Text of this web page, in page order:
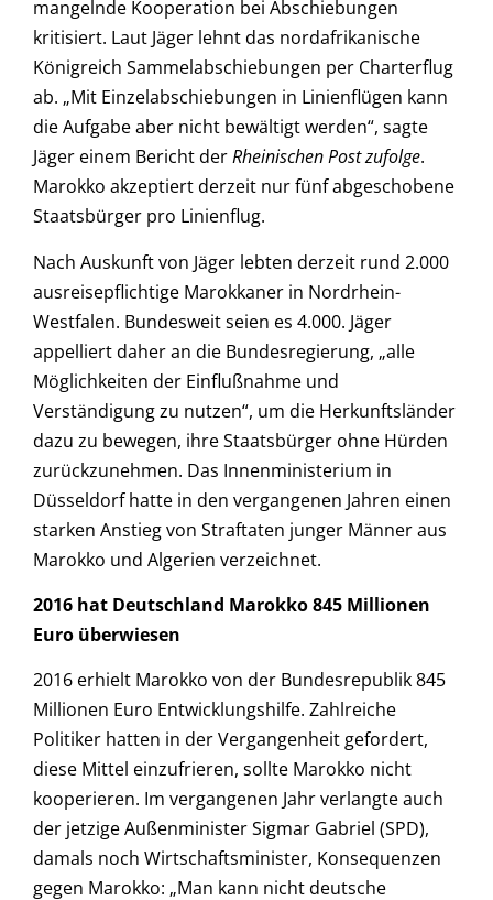
mangelnde Kooperation bei Abschiebungen
kritisiert. Laut Jäger lehnt das nordafrikanische
Königreich Sammelabschiebungen per Charterflug
ab. „Mit Einzelabschiebungen in Linienflügen kann
die Aufgabe aber nicht bewältigt werden“, sagte
Jäger einem Bericht derRheinischen Post zufolge.
Marokko akzeptiert derzeit nur fünf abgeschobene
Staatsbürger pro Linienflug.
Nach Auskunft von Jäger lebten derzeit rund 2.000
ausreisepflichtige Marokkaner in Nordrhein-
Westfalen. Bundesweit seien es 4.000. Jäger
appelliert daher an die Bundesregierung, „alle
Möglichkeiten der Einflußnahme und
Verständigung zu nutzen“, um die Herkunftsländer
dazu zu bewegen, ihre Staatsbürger ohne Hürden
zurückzunehmen. Das Innenministerium in
Düsseldorf hatte in den vergangenen Jahren einen
starken Anstieg von Straftaten junger Männer aus
Marokko und Algerien verzeichnet.
2016 hat Deutschland Marokko 845 Millionen
Euro überwiesen
2016 erhielt Marokko von der Bundesrepublik 845
Millionen Euro Entwicklungshilfe. Zahlreiche
Politiker hatten in der Vergangenheit gefordert,
diese Mittel einzufrieren, sollte Marokko nicht
kooperieren. Im vergangenen Jahr verlangte auch
der jetzige Außenminister Sigmar Gabriel (SPD),
damals noch Wirtschaftsminister, Konsequenzen
gegen Marokko: „Man kann nicht deutsche